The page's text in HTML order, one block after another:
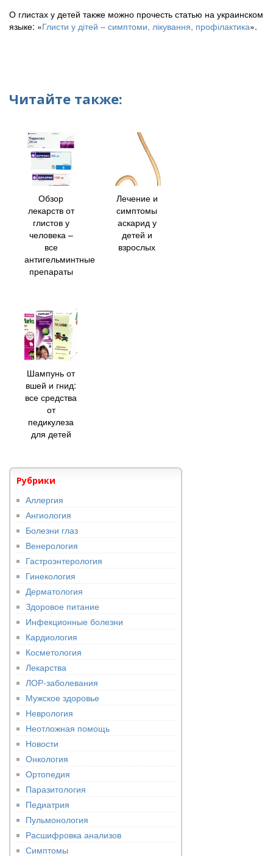
О глистах у детей также можно прочесть статью на украинском
языке: «Глисти у дітей – симптоми, лікування, профілактика».
Читайте также:
Обзор
лекарств от
глистов у
человека –
все
антигельминтные
препараты
Лечение и
симптомы
аскарид у
детей и
взрослых
Шампунь от
вшей и гнид:
все средства
от
педикулеза
для детей
Рубрики
Аллергия
Ангиология
Болезни глаз
Венерология
Гастроэнтерология
Гинекология
Дерматология
Здоровое питание
Инфекционные болезни
Кардиология
Косметология
Лекарства
ЛОР-заболевания
Мужское здоровье
Неврология
Неотложная помощь
Новости
Онкология
Ортопедия
Паразитология
Педиатрия
Пульмонология
Расшифровка анализов
Симптомы